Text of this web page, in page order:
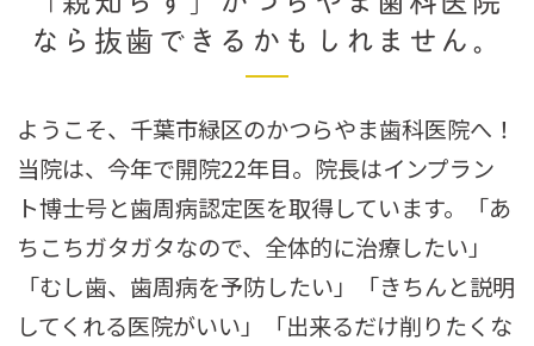
なら抜歯できるかもしれません。
ようこそ、千葉市緑区のかつらやま歯科医院へ！
当院は、今年で開院22年目。院長はインプラン
ト博士号と歯周病認定医を取得しています。「あ
ちこちガタガタなので、全体的に治療したい」
「むし歯、歯周病を予防したい」「きちんと説明
してくれる医院がいい」「出来るだけ削りたくな